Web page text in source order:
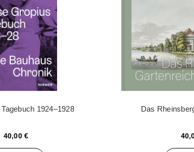
1924–1928
40,00 €
Das